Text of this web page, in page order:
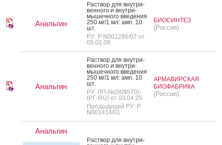
Анальгин
Рас­твор для внут­ри­
вен­но­го и внут­ри­
мышеч­но­го вве­дения
250 мг/1 мл: амп. 10
шт.
РУ: Р N001286/02 от
05.02.09
БИОСИНТЕЗ
(Россия)
Анальгин
Рас­твор для внут­ри­
вен­но­го и внут­ри­
мышеч­но­го вве­дения
250 мг/1 мл: амп. 10
шт.
РУ: ЛП-№(009570)-
(РГ-RU) от 03.04.25
Предыдущий РУ: Р
N001414/01
АРМАВИРСКАЯ
БИОФАБРИКА
(Россия)
Анальгин
Рас­твор для внут­ри­